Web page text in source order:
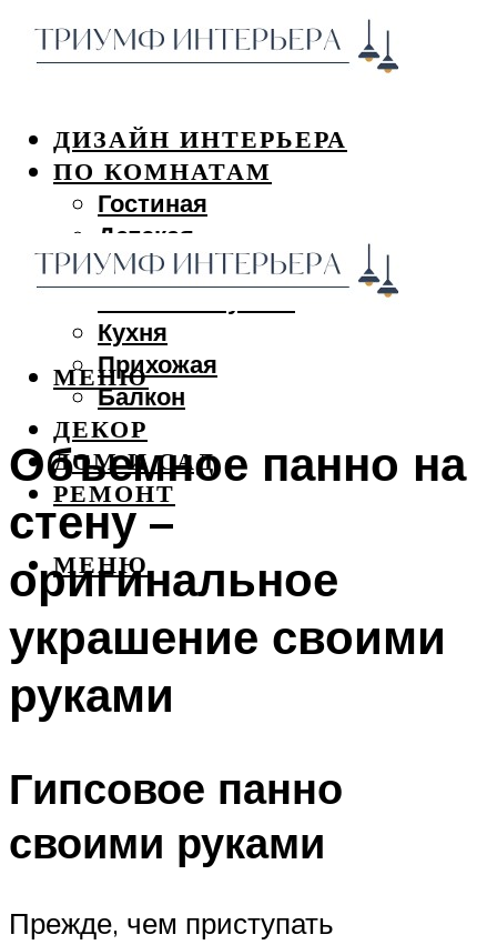
ДИЗАЙН ИНТЕРЬЕРА
ПО КОМНАТАМ
Гостиная
Детская
Спальня
Кухня
Прихожая
Балкон
ДЕКОР
ДОМ И САД
РЕМОНТ
МЕНЮ
МЕНЮ
Объемное панно на
стену –
оригинальное
украшение своими
руками
Гипсовое панно
своими руками
Прежде, чем приступать